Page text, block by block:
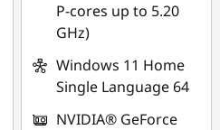
P-cores up to 5.20
GHz)
Windows 11 Home
Single Language 64
NVIDIA® GeForce